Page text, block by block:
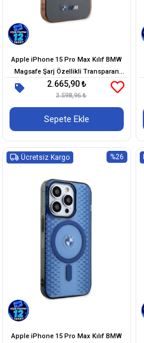
Apple iPhone 15 Pro Max Kılıf BMW
Magsafe Şarj Özellikli Transparan
Renkli Çerçeveli Orjinal Lisanslı Kapak
2.665,90 ₺
3.598,96 ₺
Sepete Ekle
Apple iPhone 15 Pro Max Kılıf BMW
%26
Ücretsiz Kargo